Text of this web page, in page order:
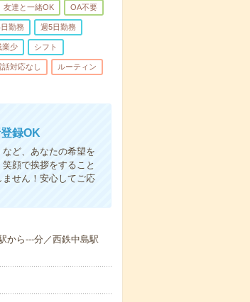
友達と一緒OK OA不要
勤務 週5日勤務
業少 シフト
話対応なし ルーティン
録OK
ど、あなたの希望を
顔で挨拶をすること
せん！安心してご応
から---分／西鉄中島駅